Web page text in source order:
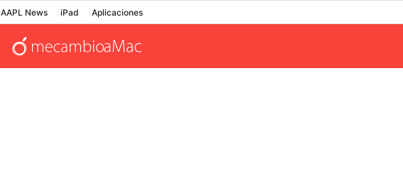
AAPL News iPad Aplicaciones